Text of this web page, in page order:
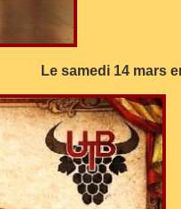
Le samedi 14 mars